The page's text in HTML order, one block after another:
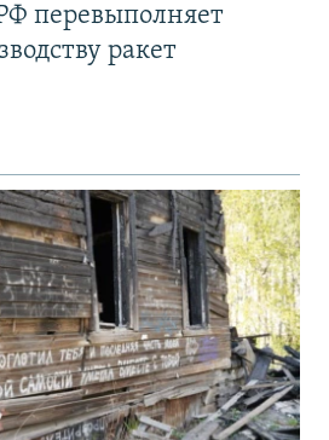
перевыполняет
ракет